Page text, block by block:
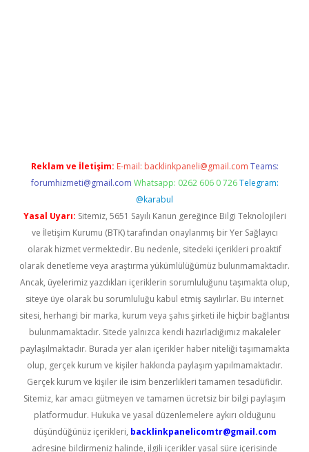
Reklam ve İletişim: E-mail: backlinkpaneli@gmail.com Teams:
forumhizmeti@gmail.com Whatsapp: 0262 606 0 726 Telegram:
@karabul
Yasal Uyarı: Sitemiz, 5651 Sayılı Kanun gereğince Bilgi Teknolojileri
ve İletişim Kurumu (BTK) tarafından onaylanmış bir Yer Sağlayıcı
olarak hizmet vermektedir. Bu nedenle, sitedeki içerikleri proaktif
olarak denetleme veya araştırma yükümlülüğümüz bulunmamaktadır.
Ancak, üyelerimiz yazdıkları içeriklerin sorumluluğunu taşımakta olup,
siteye üye olarak bu sorumluluğu kabul etmiş sayılırlar. Bu internet
sitesi, herhangi bir marka, kurum veya şahıs şirketi ile hiçbir bağlantısı
bulunmamaktadır. Sitede yalnızca kendi hazırladığımız makaleler
paylaşılmaktadır. Burada yer alan içerikler haber niteliği taşımamakta
olup, gerçek kurum ve kişiler hakkında paylaşım yapılmamaktadır.
Gerçek kurum ve kişiler ile isim benzerlikleri tamamen tesadüfidir.
Sitemiz, kar amacı gütmeyen ve tamamen ücretsiz bir bilgi paylaşım
platformudur. Hukuka ve yasal düzenlemelere aykırı olduğunu
düşündüğünüz içerikleri, backlinkpanelicomtr@gmail.com
adresine bildirmeniz halinde, ilgili içerikler yasal süre içerisinde